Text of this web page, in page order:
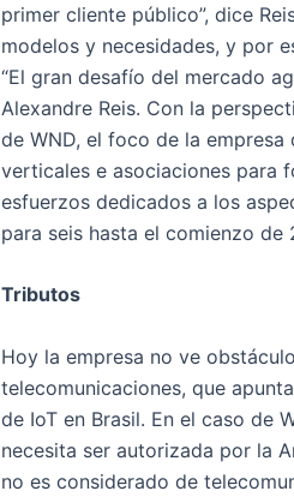
primer cliente público”, dice
modelos y necesidades, y por
“El gran desafío del mercado
Alexandre Reis. Con la
de WND, el foco de la
verticales e asociaciones para
esfuerzos dedicados a los
para seis hasta el comienzo de
Tributos
Hoy la empresa no ve
telecomunicaciones, que
de IoT en Brasil. En el caso de
necesita ser autorizada por la
no es considerado de